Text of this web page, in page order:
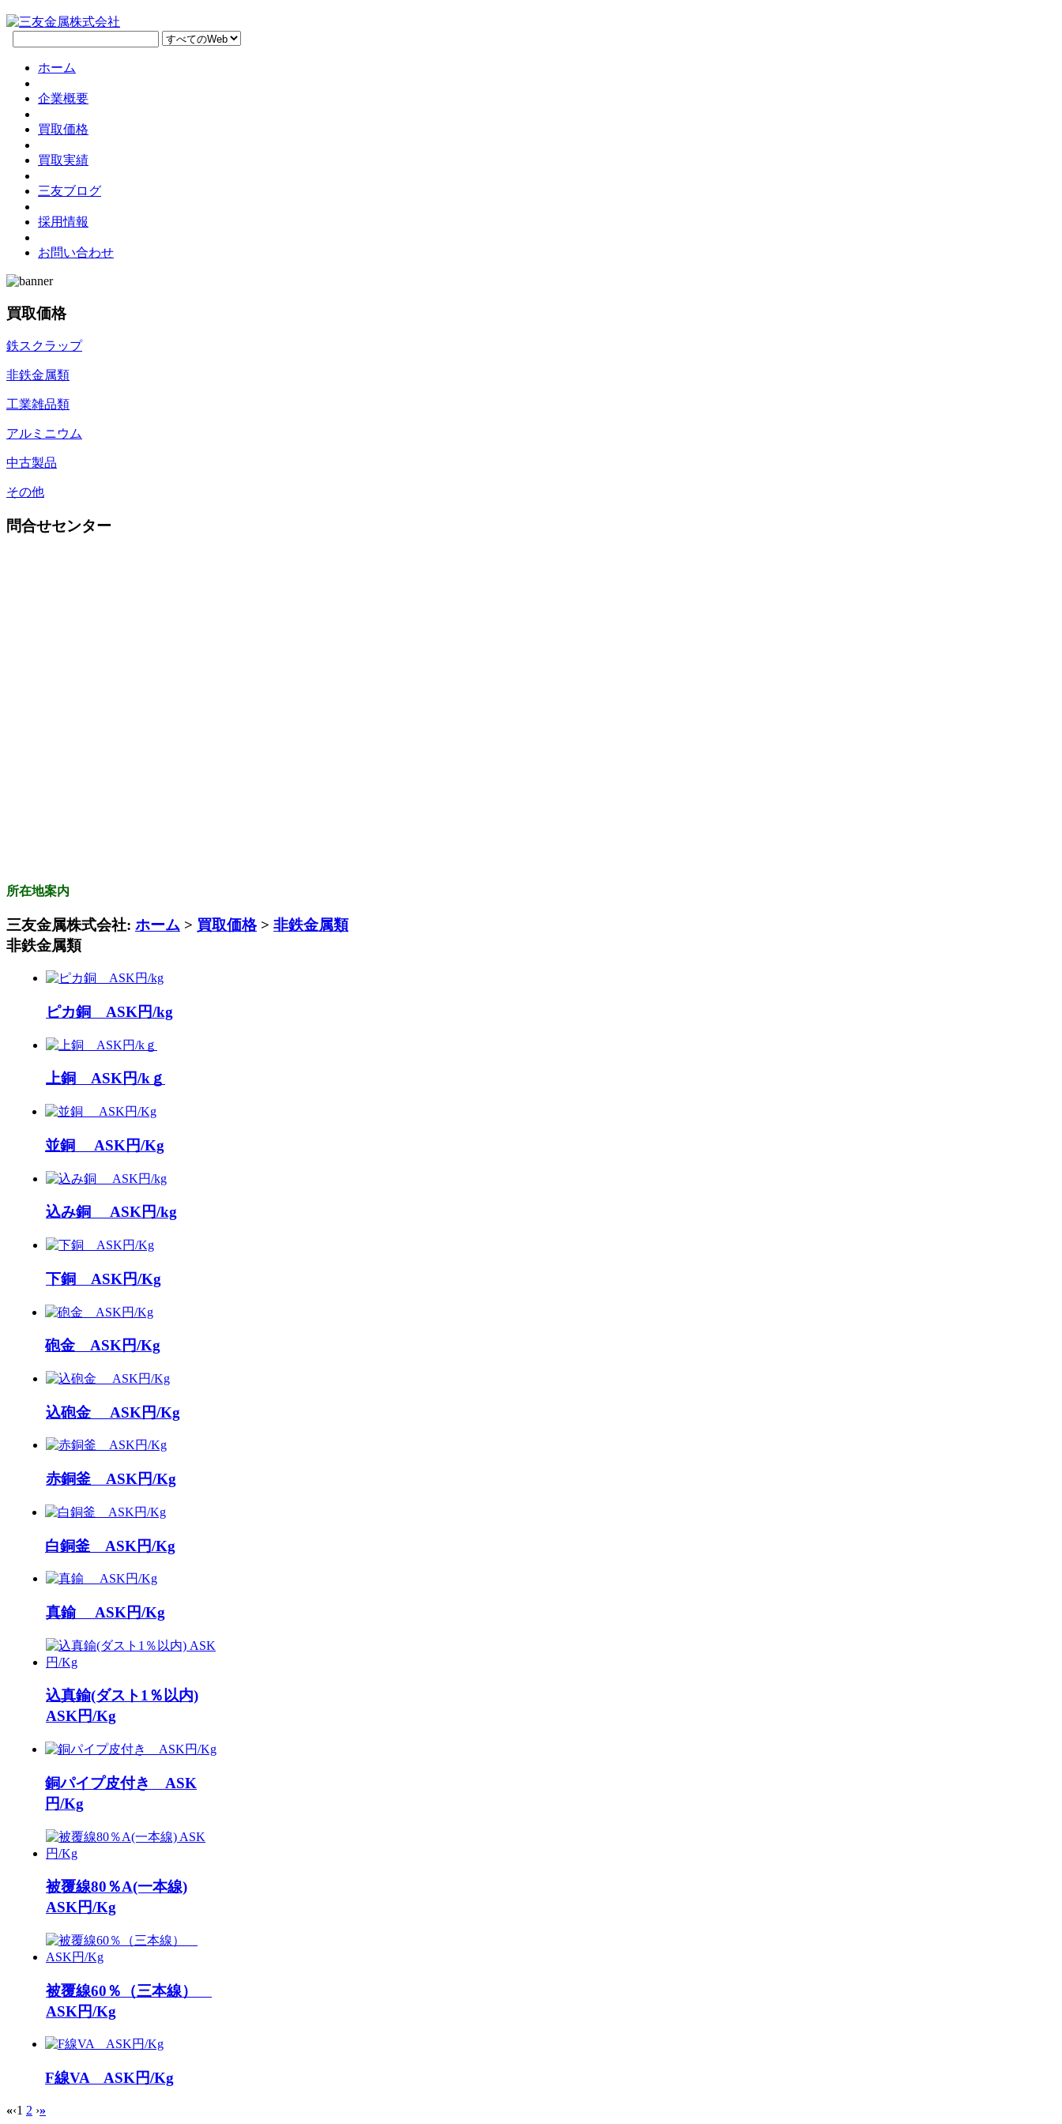
ホーム
企業概要
買取価格
買取実績
三友ブログ
採用情報
お問い合わせ
買取価格
鉄スクラップ
非鉄金属類
工業雑品類
アルミニウム
中古製品
その他
問合せセンター
所在地案内
三友金属株式会社: ホーム > 買取価格> 非鉄金属類
非鉄金属類
ピカ銅 ASK円/kg
上銅 ASK円/kｇ
並銅 ASK円/Kg
込み銅 ASK円/kg
下銅 ASK円/Kg
砲金 ASK円/Kg
込砲金 ASK円/Kg
赤銅釜 ASK円/Kg
白銅釜 ASK円/Kg
真鍮 ASK円/Kg
込真鍮(ダスト1％以内)
ASK円/Kg
銅パイプ皮付き ASK
円/Kg
被覆線80％A(一本線)
ASK円/Kg
被覆線60％（三本線）
ASK円/Kg
F線VA ASK円/Kg
«‹1 2 ›»